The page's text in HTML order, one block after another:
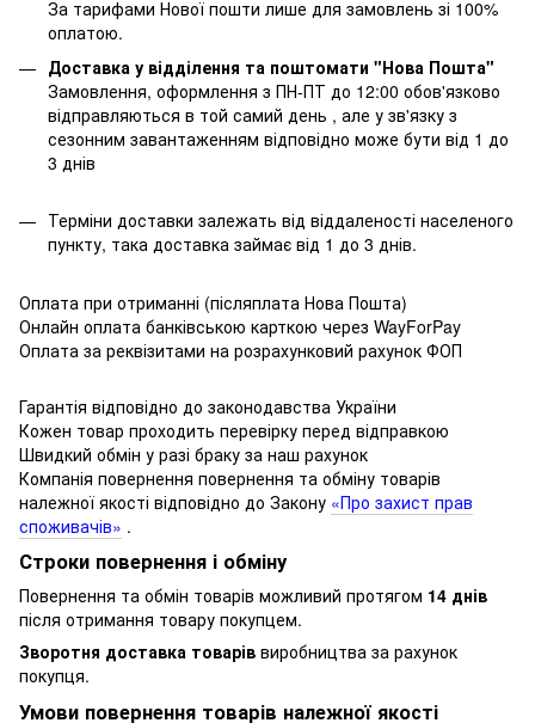
За тарифами Нової пошти лише для замовлень зі 100%
оплатою.
Доставка у відділення та поштомати "Нова Пошта"
Замовлення, оформлення з ПН-ПТ до 12:00 обов'язково
відправляються в той самий день , але у зв'язку з
сезонним завантаженням відповідно може бути від 1 до
3 днів
Терміни доставки залежать від віддаленості населеного
пункту, така доставка займає від 1 до 3 днів.
Оплата при отриманні (післяплата Нова Пошта)
Онлайн оплата банківською карткою через WayForPay
Оплата за реквізитами на розрахунковий рахунок ФОП
Гарантія відповідно до законодавства України
Кожен товар проходить перевірку перед відправкою
Швидкий обмін у разі браку за наш рахунок
Компанія повернення повернення та обміну товарів
належної якості відповідно до Закону «Про захист прав
споживачів» .
Строки повернення і обміну
Повернення та обмін товарів можливий протягом 14 днів
після отримання товару покупцем.
Зворотня доставка товарів виробництва за рахунок
покупця.
Умови повернення товарів належної якості